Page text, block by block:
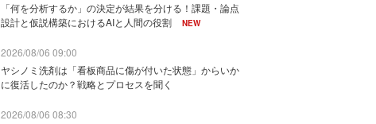
「何を分析するか」の決定が結果を分ける！課題・論点
設計と仮説構築におけるAIと人間の役割
NEW
2026/08/06 09:00
ヤシノミ洗剤は「看板商品に傷が付いた状態」からいか
に復活したのか？戦略とプロセスを聞く
2026/08/06 08:30